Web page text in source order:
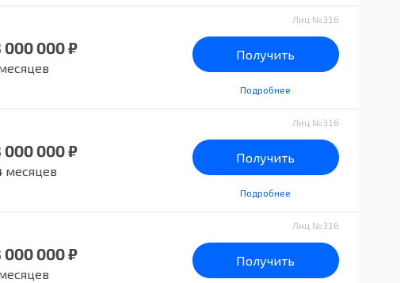
000 000 ₽
Лиц №316
Получить
Подробнее
000 000 ₽
месяцев
Лиц №316
Получить
Подробнее
000 000 ₽
Лиц №316
Получить